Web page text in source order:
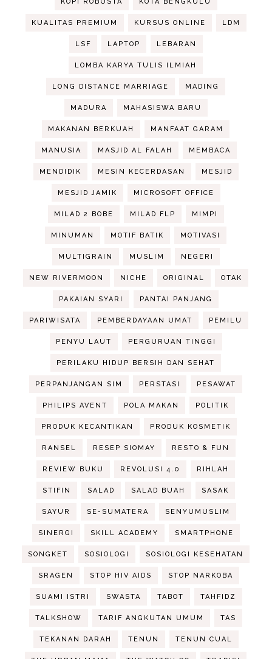
KUALITAS PREMIUM KURSUS ONLINE LDM
LSF LAPTOP LEBARAN
LOMBA KARYA TULIS ILMIAH
LONG DISTANCE MARRIAGE MADING
MADURA MAHASISWA BARU
MAKANAN BERKUAH MANFAAT GARAM
MANUSIA MASJID AL FALAH MEMBACA
MENDIDIK MESIN KECERDASAN MESJID
MESJID JAMIK MICROSOFT OFFICE
MILAD 2 BOBE MILAD FLP MIMPI
MINUMAN MOTIF BATIK MOTIVASI
MULTIGRAIN MUSLIM NEGERI
NEW RIVERMOON NICHE ORIGINAL OTAK
PAKAIAN SYARI PANTAI PANJANG
PARIWISATA PEMBERDAYAAN UMAT PEMILU
PENYU LAUT PERGURUAN TINGGI
PERILAKU HIDUP BERSIH DAN SEHAT
PERPANJANGAN SIM PERSTASI PESAWAT
PHILIPS AVENT POLA MAKAN POLITIK
PRODUK KECANTIKAN PRODUK KOSMETIK
RANSEL RESEP SIOMAY RESTO & FUN
REVIEW BUKU REVOLUSI 4.0 RIHLAH
STIFIN SALAD SALAD BUAH SASAK
SAYUR SE-SUMATERA SENYUMUSLIM
SINERGI SKILL ACADEMY SMARTPHONE
SONGKET SOSIOLOGI SOSIOLOGI KESEHATAN
SRAGEN STOP HIV AIDS STOP NARKOBA
SUAMI ISTRI SWASTA TABOT TAHFIDZ
TALKSHOW TARIF ANGKUTAN UMUM TAS
TEKANAN DARAH TENUN TENUN CUAL